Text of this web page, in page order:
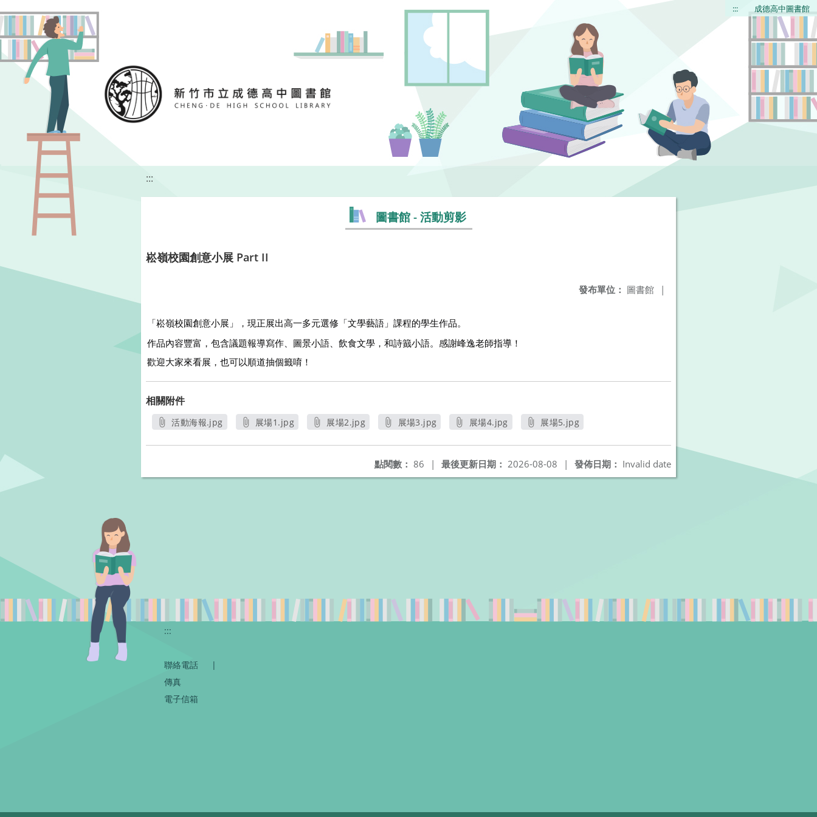
::: 成德高中圖書館
:::
圖書館 - 活動剪影
崧嶺校園創意小展 Part II
發布單位： 圖書館 |
「崧嶺校園創意小展」，現正展出高一多元選修「文學藝語」課程的學生作品。
作品內容豐富，包含議題報導寫作、圖景小語、飲食文學，和詩籖小語。感謝峰逸老師指導！
歡迎大家來看展，也可以順道抽個籤唷！
相關附件
活動海報.jpg
展場1.jpg
展場2.jpg
展場3.jpg
展場4.jpg
展場5.jpg
發佈日期： Invalid date
最後更新日期： 2026-08-08 |
點閱數： 86 |
:::
聯絡電話
|
傳真
電子信箱